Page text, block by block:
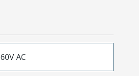
60V AC